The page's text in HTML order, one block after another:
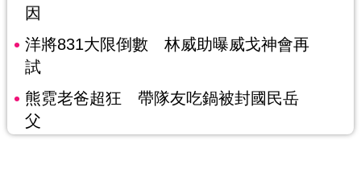
因
洋將831大限倒數 林威助曝威戈神會再
試
熊霓老爸超狂 帶隊友吃鍋被封國民岳
父